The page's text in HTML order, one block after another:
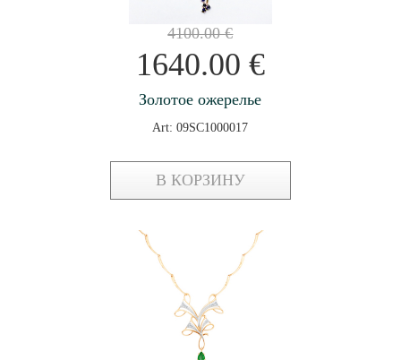
4100.00€
1640.00 €
Золотое ожерелье
Art: 09SC1000017
В КОРЗИНУ